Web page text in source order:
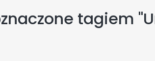
tagiem